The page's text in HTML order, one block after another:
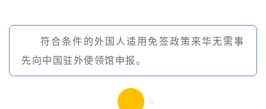
符合条件的外国人适用免签政策来华无需事
先向中国驻外使领馆申报。